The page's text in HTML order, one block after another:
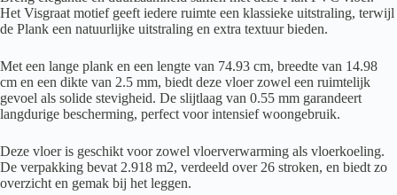
Het Visgraat motief geeft iedere ruimte een klassieke uitstraling, terwijl
de Plank een natuurlijke uitstraling en extra textuur bieden.
Met een lange plank en een lengte van 74.93 cm, breedte van 14.98
cm en een dikte van 2.5 mm, biedt deze vloer zowel een ruimtelijk
gevoel als solide stevigheid. De slijtlaag van 0.55 mm garandeert
langdurige bescherming, perfect voor intensief woongebruik.
Deze vloer is geschikt voor zowel vloerverwarming als vloerkoeling.
De verpakking bevat 2.918 m2, verdeeld over 26 stroken, en biedt zo
overzicht en gemak bij het leggen.